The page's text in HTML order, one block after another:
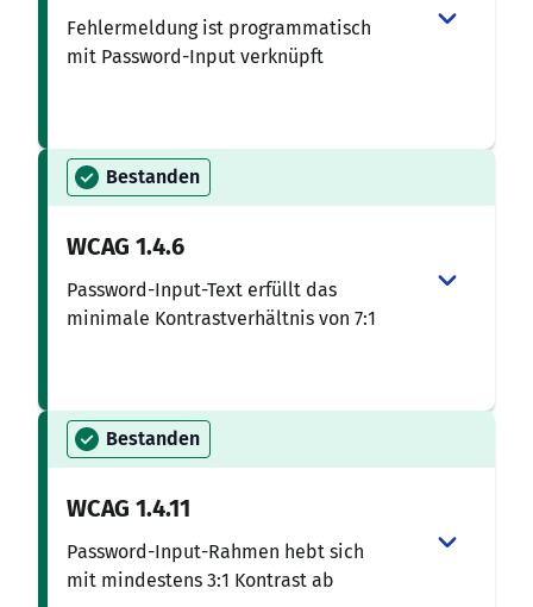
Fehlermeldung ist programmatisch
mit Password-Input verknüpft
Bestanden
WCAG 1.4.6
Password-Input-Text erfüllt das
minimale Kontrastverhältnis von 7:1
Bestanden
WCAG 1.4.11
Password-Input-Rahmen hebt sich
mit mindestens 3:1 Kontrast ab